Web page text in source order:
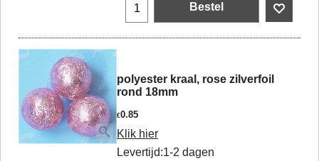
Bestel
polyester kraal, rose zilverfoil
rond 18mm
€0.85
Klik hier
Levertijd:1-2 dagen